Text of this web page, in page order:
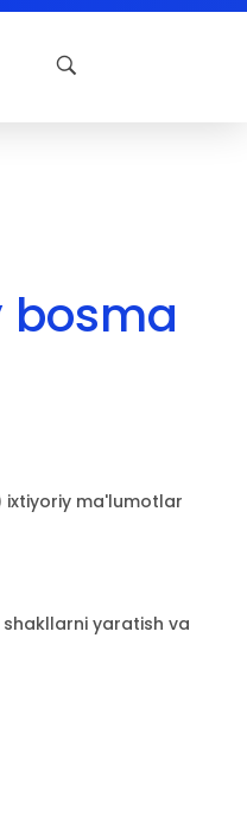
bosma
ma'lumotlar
yaratish va